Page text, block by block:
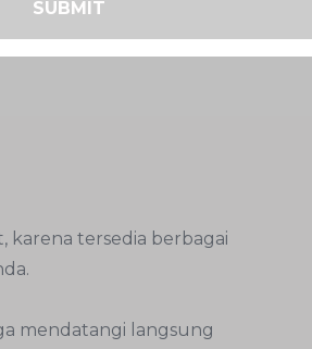
karena tersedia berbagai
mendatangi langsung
SUBMIT